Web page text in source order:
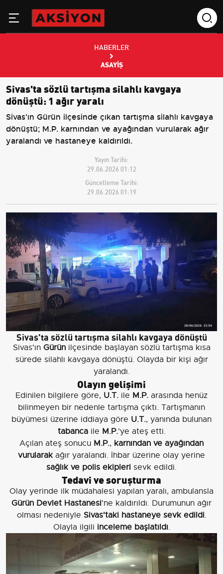
HABERLER
ASAYIŞ
Sivas'ta sözlü tartışma silahlı kavgaya
dönüştü: 1 ağır yaralı
Sivas'ın Gürün ilçesinde çıkan tartışma silahlı kavgaya
dönüştü; M.P. karnından ve ayağından vurularak ağır
yaralandı ve hastaneye kaldırıldı.
Yayın Tarihi:
29.06.2026 01:12
Güncelleme Tarihi:
29.06.2026 01:19
Sivas'ta sözlü tartışma silahlı kavgaya dönüştü
Sivas'ın Gürünilçesinde başlayan sözlü tartışma kısa
sürede silahlı kavgaya dönüştü. Olayda bir kişi ağır
yaralandı.
Olayın gelişimi
Edinilen bilgilere göre, U.T. ile M.P. arasında henüz
bilinmeyen bir nedenle tartışma çıktı. Tartışmanın
büyümesi üzerine iddiaya göre U.T., yanında bulunan
tabancaile M.P.'ye ateş etti.
Açılan ateş sonucu M.P., karnından ve ayağından
vurularakağır yaralandı. İhbar üzerine olay yerine
sağlık ve polis ekipleri sevk edildi.
Tedavi ve soruşturma
Olay yerinde ilk müdahalesi yapılan yaralı, ambulansla
Gürün Devlet Hastanesi'ne kaldırıldı. Durumunun ağır
olması nedeniyle Sivas'taki hastaneye sevk edildi.
Olayla ilgili inceleme başlatıldı.